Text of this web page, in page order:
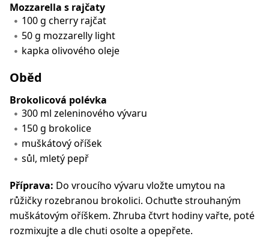
Mozzarella s rajčaty
100 g cherry rajčat
50 g mozzarelly light
kapka olivového oleje
Oběd
Brokolicová polévka
300 ml zeleninového vývaru
150 g brokolice
muškátový oříšek
sůl, mletý pepř
Příprava: Do vroucího vývaru vložte umytou na
růžičky rozebranou brokolici. Ochuťte strouhaným
muškátovým oříškem. Zhruba čtvrt hodiny vařte, poté
rozmixujte a dle chuti osolte a opepřete.